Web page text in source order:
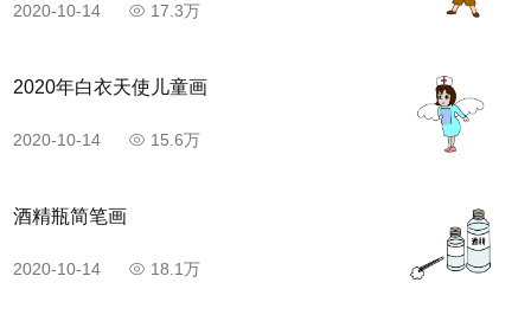
2020-10-14 17.3万
2020年白衣天使儿童画
2020-10-14 15.6万
酒精瓶简笔画
2020-10-14 18.1万